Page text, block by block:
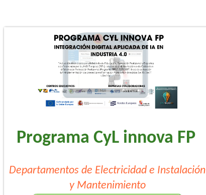
Programa CyL innova FP
Departamentos de Electricidad e Instalación
y Mantenimiento